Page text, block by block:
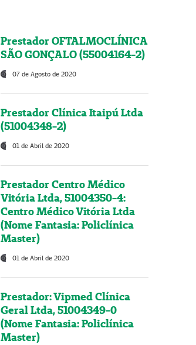
Prestador OFTALMOCLÍNICA
SÃO GONÇALO (55004164-2)
07 de Agosto de 2020
Prestador Clínica Itaipú Ltda
(51004348-2)
01 de Abril de 2020
Prestador Centro Médico
Vitória Ltda, 51004350-4:
Centro Médico Vitória Ltda
(Nome Fantasia: Policlínica
Master)
01 de Abril de 2020
Prestador: Vipmed Clínica
Geral Ltda, 51004349-0
(Nome Fantasia: Policlínica
Master)